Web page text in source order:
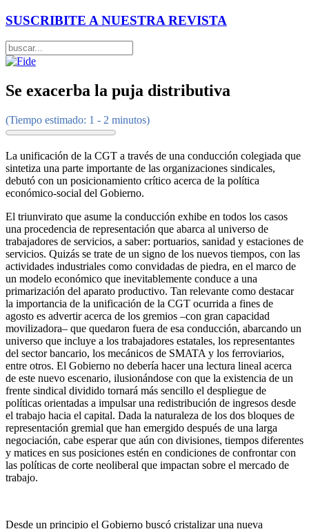
SUSCRIBITE A NUESTRA REVISTA
Se exacerba la puja distributiva
(Tiempo estimado: 1 - 2 minutos)
La unificación de la CGT a través de una conducción colegiada que
sintetiza una parte importante de las organizaciones sindicales,
debutó con un posicionamiento crítico acerca de la política
económico-social del Gobierno.
El triunvirato que asume la conducción exhibe en todos los casos
una procedencia de representación que abarca al universo de
trabajadores de servicios, a saber: portuarios, sanidad y estaciones de
servicios. Quizás se trate de un signo de los nuevos tiempos, con las
actividades industriales como convidadas de piedra, en el marco de
un modelo económico que inevitablemente conduce a una
primarización del aparato productivo. Tan relevante como destacar
la importancia de la unificación de la CGT ocurrida a fines de
agosto es advertir acerca de los gremios –con gran capacidad
movilizadora– que quedaron fuera de esa conducción, abarcando un
universo que incluye a los trabajadores estatales, los representantes
del sector bancario, los mecánicos de SMATA y los ferroviarios,
entre otros. El Gobierno no debería hacer una lectura lineal acerca
de este nuevo escenario, ilusionándose con que la existencia de un
frente sindical dividido tornará más sencillo el despliegue de
políticas orientadas a impulsar una redistribución de ingresos desde
el trabajo hacia el capital. Dada la naturaleza de los dos bloques de
representación gremial que han emergido después de una larga
negociación, cabe esperar que aún con divisiones, tiempos diferentes
y matices en sus posiciones estén en condiciones de confrontar con
las políticas de corte neoliberal que impactan sobre el mercado de
trabajo.
Desde un principio el Gobierno buscó cristalizar una nueva